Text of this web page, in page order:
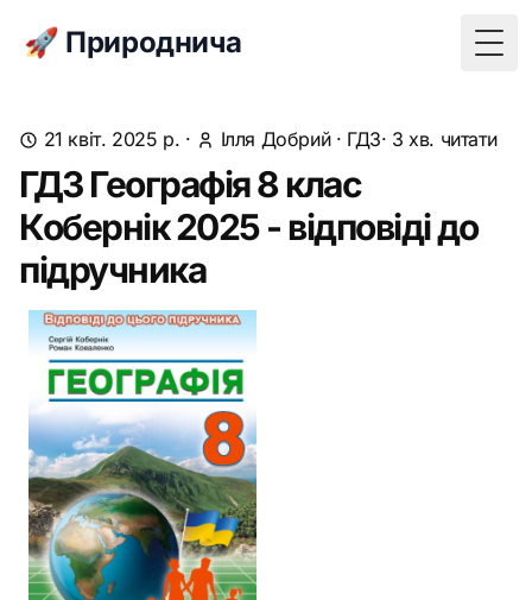
🚀 Природнича
21 квіт. 2025 р. · Ілля Добрий· ГДЗ· 3 хв. читати
ГДЗ Географія 8 клас
Кобернік 2025 - відповіді до
підручника